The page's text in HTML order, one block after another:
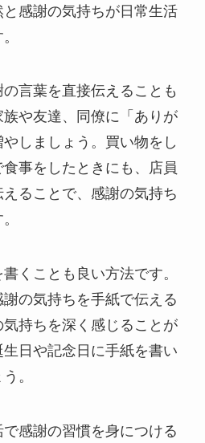
感謝の気持ちが日常生活
言葉を直接伝えることも
や友達、同僚に「ありが
しましょう。買い物をし
事をしたときにも、店員
ることで、感謝の気持ち
くことも良い方法です。
の気持ちを手紙で伝える
持ちを深く感じることが
日や記念日に手紙を書い
。
感謝の習慣を身につける